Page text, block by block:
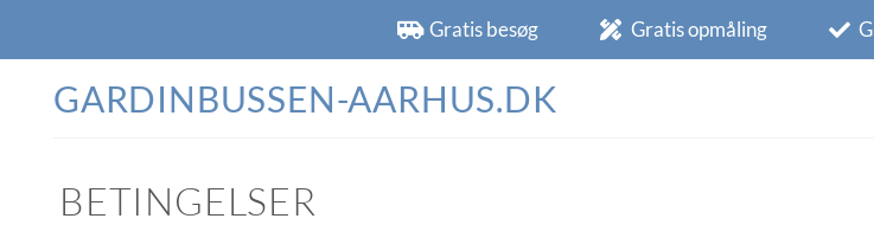
Gratis besøg Gratis opmåling
GARDINBUSSEN-AARHUS.DK
BETINGELSER